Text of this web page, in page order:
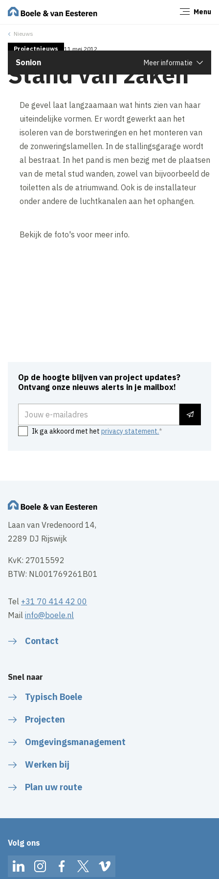
Menu
Nieuws
Sonion Meer informatie
Projectnieuws 11 mei 2012
Stand van zaken
De gevel laat langzaamaan wat hints zien van haar
uiteindelijke vormen. Er wordt gewerkt aan het
isoleren van de borstweringen en het monteren van
de zonweringslamellen. In de stallingsgarage wordt
al bestraat. In het pand is men bezig met de plaatsen
van de metal stud wanden, zowel van bijvoorbeeld de
toiletten als de atriumwand. Ook is de installateur
onder andere de luchtkanalen aan het ophangen.
Bekijk de foto's voor meer info.
Op de hoogte blijven van project updates?
Ontvang onze nieuws alerts in je mailbox!
Ik ga akkoord met hetprivacy statement.
Laan van Vredenoord 14,
2289 DJ Rijswijk
KvK: 27015592
BTW: NL001769261B01
Tel +31 70 414 42 00
Mailinfo@boele.nl
Contact
Snel naar
Typisch Boele
Projecten
Omgevingsmanagement
Werken bij
Plan uw route
Volg ons
LinkedInInstagramFacebookTwitterVimeo
Sluiten